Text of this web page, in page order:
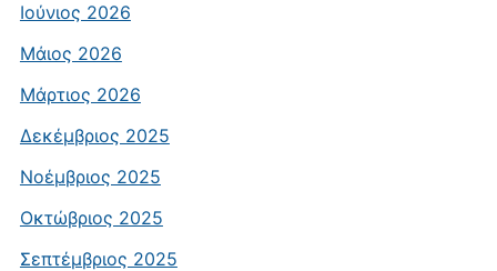
Ιούνιος 2026
Μάιος 2026
Μάρτιος 2026
Δεκέμβριος 2025
Νοέμβριος 2025
Οκτώβριος 2025
Σεπτέμβριος 2025